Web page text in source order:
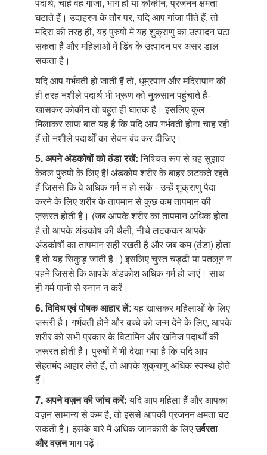
घटाते हैं। उदाहरण के तौर पर, यदि आप गांजा पीते हैं, तो
मदिरा की तरह ही, यह पुरुषों में यह शुक्राणु का उत्पादन घटा
सकता है और महिलाओं में डिंब के उत्पादन पर असर डाल
सकता है।
यदि आप गर्भवती हो जाती हैं तो, धूम्रपान और मदिरापान की
ही तरह नशीले पदार्थ भी भ्रूण को नुकसान पहुंचाते हैं-
खासकर कोकीन तो बहुत ही घातक है। इसलिए कुल
मिलाकर साफ़ बात यह है कि यदि आप गर्भवती होना चाह रही
हैं तो नशीले पदार्थों का सेवन बंद कर दीजिए।
5. अपने अंडकोषोंको ठंडा रखें:निश्चित रूप से यह सुझाव
केवल पुरुषों के लिए है! अंडकोष शरीर के बाहर लटकते रहते
हैं जिससे कि वे अधिक गर्म न हो सकें - उन्हें शुक्राणु पैदा
करने के लिए शरीर के तापमान से कुछ कम तापमान की
ज़रूरत होती है। (जब आपके शरीर का तापमान अधिक होता
है तो आपके अंडकोष की थैली, नीचे लटककर आपके
अंडकोषों का तापमान सही रखती है और जब कम (ठंडा) होता
है तो यह सिकुड़ जाती है।) इसलिए चुस्त चड्ढी या पतलून न
पहने जिससे कि आपके अंडकोश अधिक गर्म हो जाएं। साथ
ही गर्म पानी से स्नान न करें।
6. विविध एवं पोषकआहार लें: यह खासकर महिलाओं के लिए
ज़रूरी है। गर्भवती होने और बच्चे को जन्म देने के लिए, आपके
शरीर को सभी प्रकार के विटामिन और खनिज पदार्थों की
ज़रूरत होती है। पुरुषों में भी देखा गया है कि यदि आप
सेहतमंद आहार लेते हैं, तो आपके शुक्राणु अधिक स्वस्थ होते
हैं।
7. अपने वज़न की जांच करें:यदि आप महिला हैं और आपका
वज़न सामान्य से कम है, तो इससे आपकी प्रजनन क्षमता घट
सकती है। इसके बारे में अधिक जानकारी के लिएउर्वरता
और वज़नभाग पढ़ें।